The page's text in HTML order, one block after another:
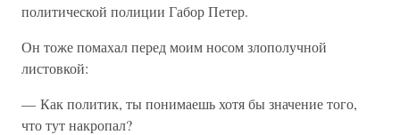
политической полиции Габор Петер.
Он тоже помахал перед моим носом злополучной
листовкой:
— Как политик, ты понимаешь хотя бы значение того,
что тут накропал?